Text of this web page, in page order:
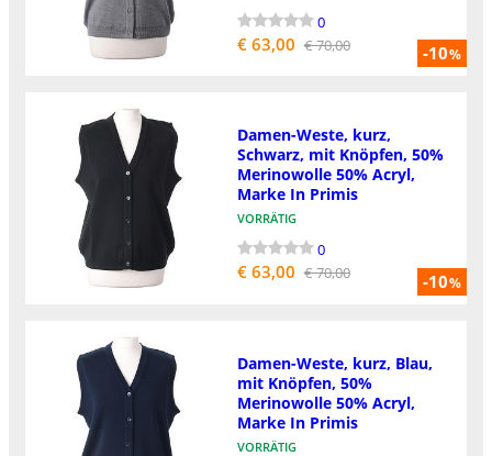
-10%
0
€ 63,00 € 70,00
-10%
Damen-Weste, kurz,
Schwarz, mit Knöpfen, 50%
Merinowolle 50% Acryl,
Marke In Primis
VORRÄTIG
0
€ 63,00 € 70,00
Damen-Weste, kurz, Blau,
mit Knöpfen, 50%
Merinowolle 50% Acryl,
Marke In Primis
VORRÄTIG